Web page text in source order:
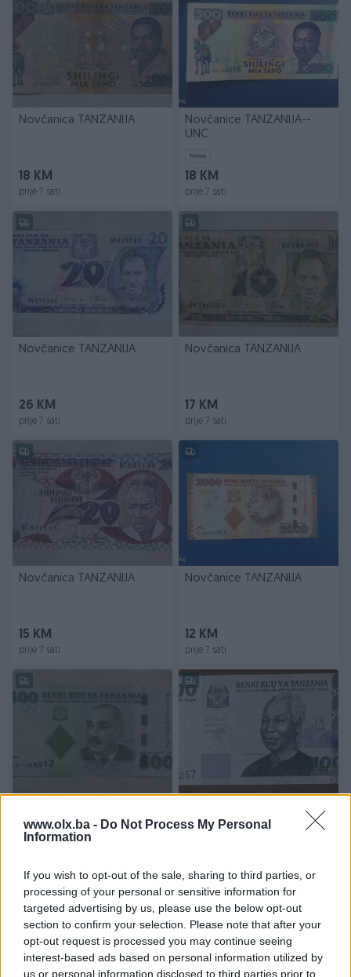
www.olx.ba - Do Not Process My Personal
Information
If you wish to opt-out of the sale, sharing to third parties, or
processing of your personal or sensitive information for
targeted advertising by us, please use the below opt-out
section to confirm your selection. Please note that after your
opt-out request is processed you may continue seeing
interest-based ads based on personal information utilized by
us or personal information disclosed to third parties prior to
Novčanica TANZANIJA
18 KM
prije 7 sati
Novčanice TANZANIJA--
UNC
Novo
18 KM
prije 7 sati
Novčanice TANZANIJA
26 KM
prije 7 sati
Novčanica TANZANIJA
17 KM
prije 7 sati
Novčanica TANZANIJA
15 KM
prije 7 sati
Novčanice TANZANIJA
12 KM
prije 7 sati
UNC
Novo
prije 7 sati
Novčanice TANZANIJA --
UNC
prije 7 sati